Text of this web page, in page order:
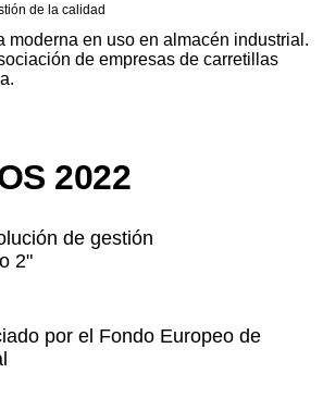
de la calidad
2022
de gestión
2"
por el Fondo Europeo de